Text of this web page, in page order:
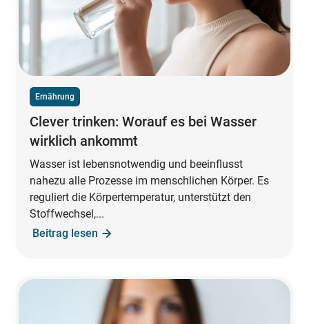
Ernährung
Clever trinken: Worauf es bei Wasser
wirklich ankommt
Wasser ist lebensnotwendig und beeinflusst
nahezu alle Prozesse im menschlichen Körper. Es
reguliert die Körpertemperatur, unterstützt den
Stoffwechsel,...
Beitrag lesen